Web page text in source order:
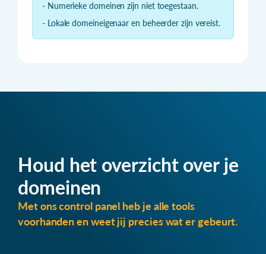
- Numerieke domeinen zijn niet toegestaan.
- Lokale domeineigenaar en beheerder zijn vereist.
Houd het overzicht over je
domeinen
Met ons control panel heb je alle tools
voorhanden en weet jij precies wat er gebeurt.